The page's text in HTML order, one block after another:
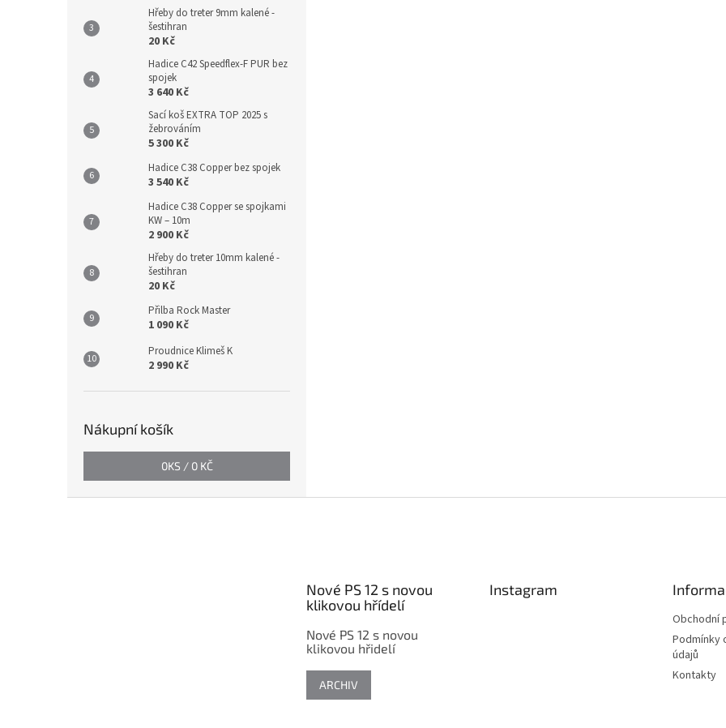
Hřeby do treter 9mm kalené -
šestihran
20 Kč
Hadice C42 Speedflex-F PUR bez
spojek
3 640 Kč
Sací koš EXTRA TOP 2025 s
žebrováním
5 300 Kč
Hadice C38 Copper bez spojek
3 540 Kč
Hadice C38 Copper se spojkami
KW – 10m
2 900 Kč
Hřeby do treter 10mm kalené -
šestihran
20 Kč
Přilba Rock Master
1 090 Kč
Proudnice Klimeš K
2 990 Kč
Nákupní košík
0KS / 0 KČ
Nové PS 12 s novou
klikovou hřídelí
Nové PS 12 s novou
klikovou hřidelí
ARCHIV
Instagram
Obchodní
Podmínky
údajů
Kontakty